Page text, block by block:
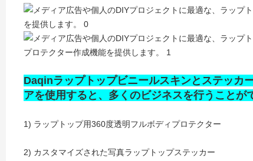
Daqinラップトップビニールスキンとステッカ
アを使用すると、多くのビジネスを行うことが
1) ラップトップ用360度透明フルボディプロテクター
2) カスタマイズされた写真ラップトップステッカー